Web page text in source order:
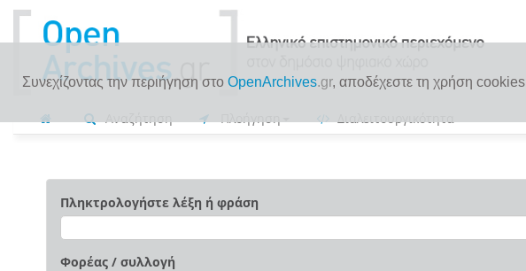
Συνεχίζοντας την περιήγηση στο OpenArchives.gr, αποδέχεστε τη χρήση cookies
Αναζήτηση Πλοήγηση Διαλειτουργικότητα
Πληκτρολογήστε λέξη ή φράση
Φορέας / συλλογή